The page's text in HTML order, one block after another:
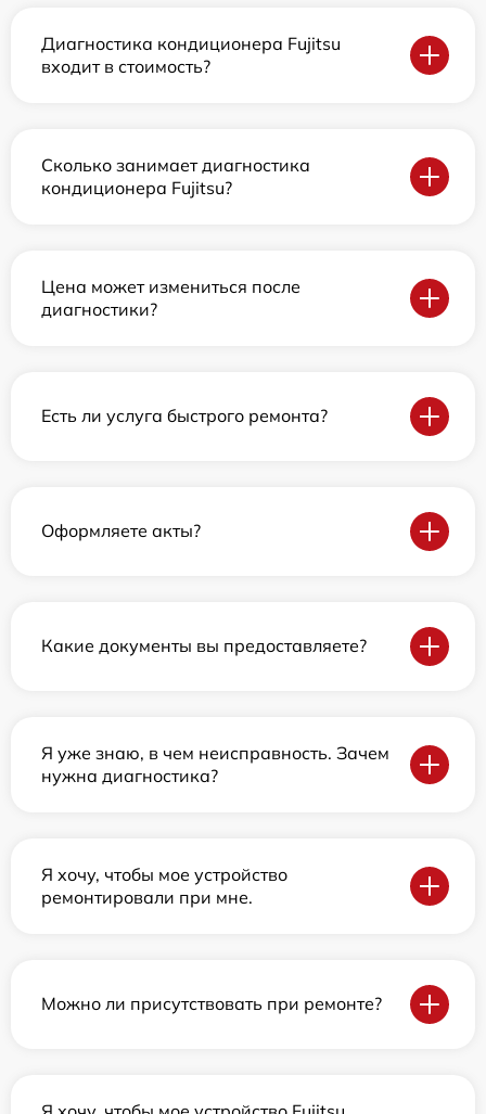
Диагностика кондиционера Fujitsu
входит в стоимость?
Сколько занимает диагностика
кондиционера Fujitsu?
Цена может измениться после
диагностики?
Есть ли услуга быстрого ремонта?
Оформляете акты?
Какие документы вы предоставляете?
Я уже знаю, в чем неисправность. Зачем
нужна диагностика?
Я хочу, чтобы мое устройство
ремонтировали при мне.
Можно ли присутствовать при ремонте?